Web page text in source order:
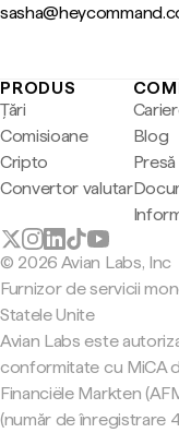
PRODUS
Țări
Comisioane
Cripto
Convertor valutar
Blog
Presă
© 2026 Avian Labs, Inc
Furnizor de servicii
Statele Unite
Avian Labs este
conformitate cu MiCA
Financiële Markten
(număr de înregistrare